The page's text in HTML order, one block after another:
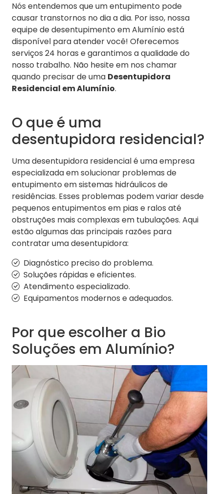
Nós entendemos que um entupimento pode
causar transtornos no dia a dia. Por isso, nossa
equipe de desentupimento em Alumínio está
disponível para atender você! Oferecemos
serviços 24 horas e garantimos a qualidade do
nosso trabalho. Não hesite em nos chamar
quando precisar de uma Desentupidora
Residencial em Alumínio.
O que é uma
desentupidora residencial?
Uma desentupidora residencial é uma empresa
especializada em solucionar problemas de
entupimento em sistemas hidráulicos de
residências. Esses problemas podem variar desde
pequenos entupimentos em pias e ralos até
obstruções mais complexas em tubulações. Aqui
estão algumas das principais razões para
contratar uma desentupidora:
Diagnóstico preciso do problema.
Soluções rápidas e eficientes.
Atendimento especializado.
Equipamentos modernos e adequados.
Por que escolher a Bio
Soluções em Alumínio?